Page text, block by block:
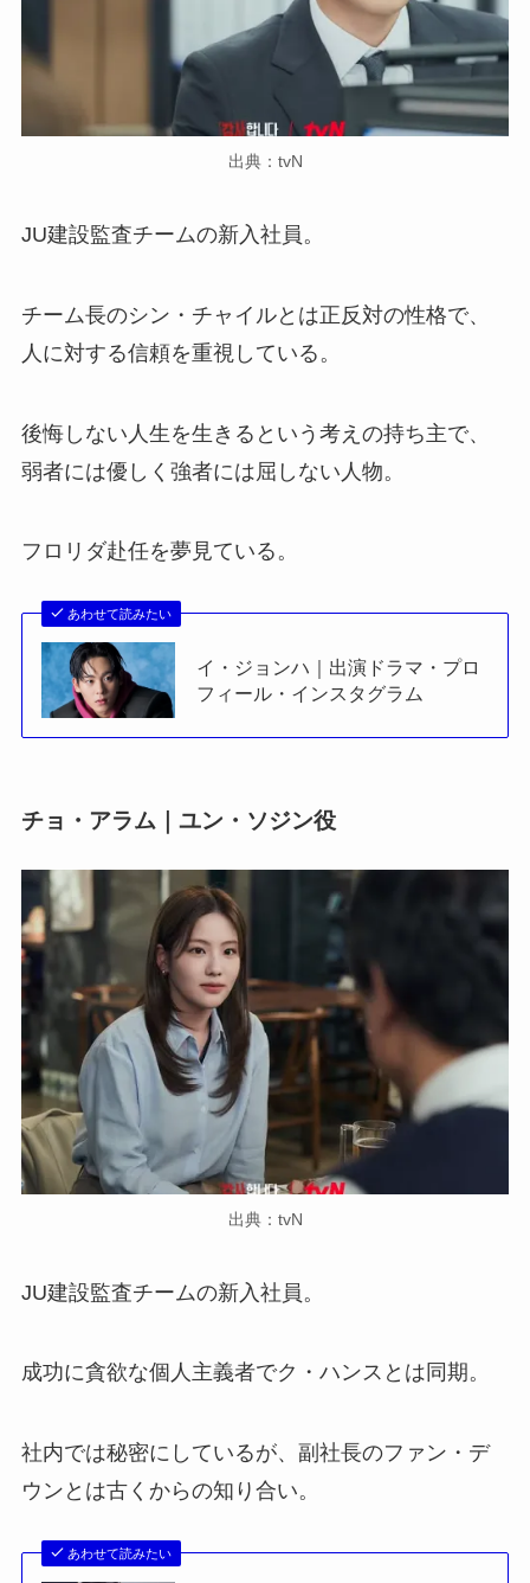
出典：tvN
JU建設監査チームの新入社員。
チーム長のシン・チャイルとは正反対の性格で、
人に対する信頼を重視している。
後悔しない人生を生きるという考えの持ち主で、
弱者には優しく強者には屈しない人物。
フロリダ赴任を夢見ている。
あわせて読みたい
イ・ジョンハ｜出演ドラマ・プロ
フィール・インスタグラム
チョ・アラム｜ユン・ソジン役
出典：tvN
JU建設監査チームの新入社員。
成功に貪欲な個人主義者でク・ハンスとは同期。
社内では秘密にしているが、副社長のファン・デ
ウンとは古くからの知り合い。
あわせて読みたい